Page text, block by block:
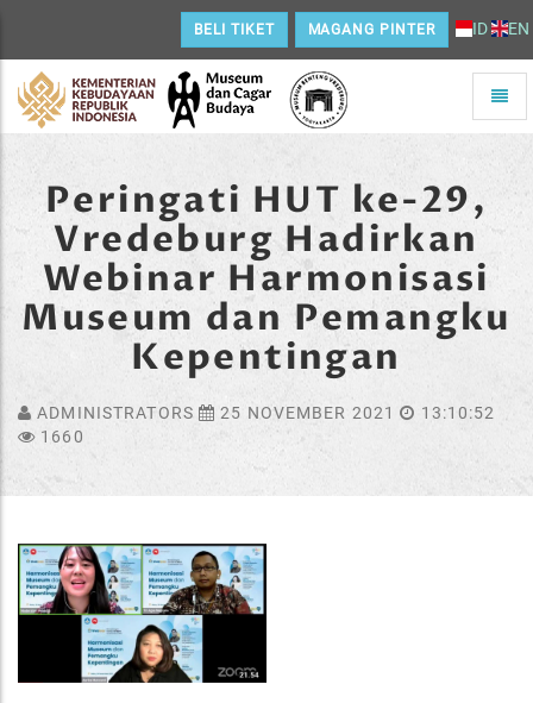
BELI TIKET MAGANG PINTER ID EN
Home
Toggle
Peringati HUT ke-29,
Vredeburg Hadirkan
Webinar Harmonisasi
Museum dan Pemangku
Kepentingan
ADMINISTRATORS 25 NOVEMBER 2021
13:10:52
1660